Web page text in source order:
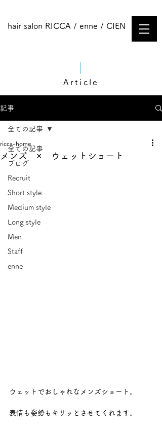
hair salon RICCA / enne / CIEN
Article
記事
全ての記事
ブログ
Recruit
Short style
Medium style​
Long style
Men
Staff
enne
全ての記事
メンズ × ウェットショート
ricca-home
ウェットでおしゃれなメンズショート。
表情も姿勢もキリッとさせてくれます。